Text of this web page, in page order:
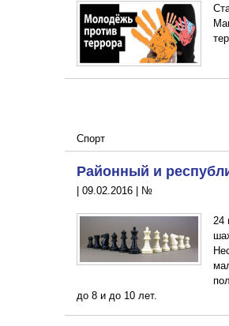
Спорт
Районный и
09.02.2016 №
24
до 8 и до 10 лет.